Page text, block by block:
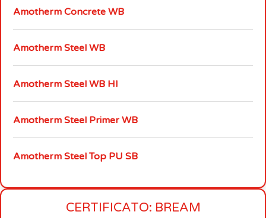
Amotherm Concrete WB
Amotherm Steel WB
Amotherm Steel WB HI
Amotherm Steel Primer WB
Amotherm Steel Top PU SB
CERTIFICATO: BREAM